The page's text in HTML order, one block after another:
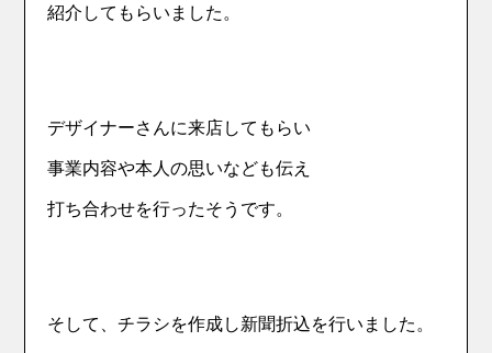
紹介してもらいました。
デザイナーさんに来店してもらい
事業内容や本人の思いなども伝え
打ち合わせを行ったそうです。
そして、チラシを作成し新聞折込を行いました。